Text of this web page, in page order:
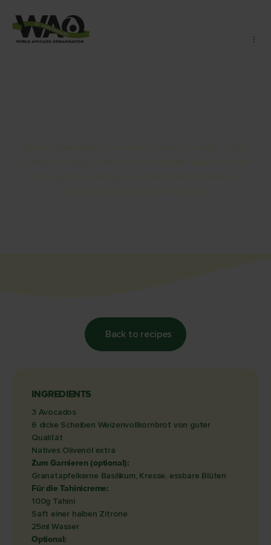
Back to recipes
INGREDIENTS
3 Avocados
6 dicke Scheiben Weizenvollkornbrot von guter
Qualität
Natives Olivenöl extra
Zum Garnieren (optional):
Granatapfelkerne Basilikum, Kresse, essbare Blüten
Für die Tahinicreme:
100g Tahini
Saft einer halben Zitrone
25ml Wasser
Optional: